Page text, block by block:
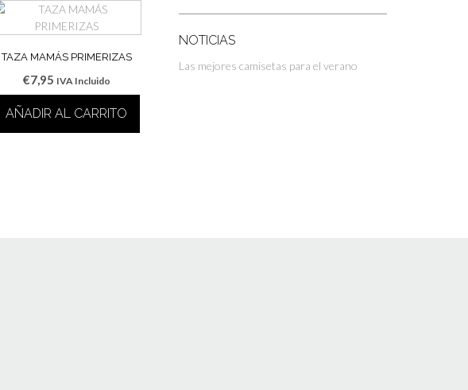
TAZA MAMÁS PRIMERIZAS
€7,95 IVA Incluido
AÑADIR AL CARRITO
NOTICIAS
Las mejores camisetas para el verano